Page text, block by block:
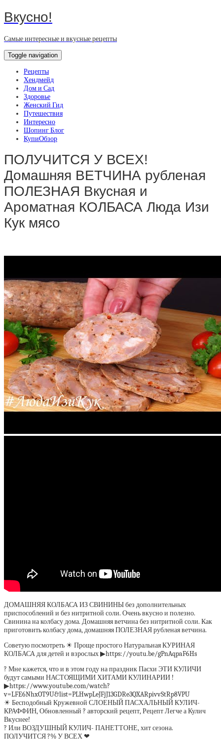
Вкусно!
Самые интересные и вкусные рецепты
Toggle navigation
Рецепты
Хендмейд
Дом и Сад
Здоровье
Женский Гид
Путешествия
Интересно
Шопинг Блог
КупиОбзор
ПОЛУЧИТСЯ У ВСЕХ!
Домашняя ВЕТЧИНА рубленая
ПОЛЕЗНАЯ Вкусная и
Ароматная КОЛБАСА Люда Изи
Кук мясо
ДОМАШНЯЯ КОЛБАСА ИЗ СВИНИНЫ без дополнительных
приспособлений и без нитритной соли. Очень вкусно и полезно.
Свинина на колбасу дома. Домашняя ветчина без нитритной соли. Как
приготовить колбасу дома, домашняя ПОЛЕЗНАЯ рубленая ветчина.
Советую посмотреть ☀ Проще простого Натуральная КУРИНАЯ
КОЛБАСА для детей и взрослых ▶https://youtu.be/gPnAqpaF6Hs
? Мне кажется, что и в этом году на праздник Пасхи ЭТИ КУЛИЧИ
будут самыми НАСТОЯЩИМИ ХИТАМИ КУЛИНАРИИ !
▶https://www.youtube.com/watch?
v=LFE6NhxOT9U&list=PLHwpLeJFjJ13GDRe3QXARpivvStRp8VPU
☀ Бесподобный Кружевной СЛОЕНЫЙ ПАСХАЛЬНЫЙ КУЛИЧ-
КРАФФИН, Обновленный ? авторский рецепт, Рецепт Легче а Кулич
Вкуснее!
? Или ВОЗДУШНЫЙ КУЛИЧ- ПАНЕТТОНЕ, хит сезона.
ПОЛУЧИТСЯ ?% У ВСЕХ ❤